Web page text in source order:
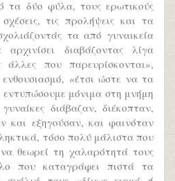
δύο φύλα, τους ερωτικούς
τις προλήψεις και τα
τα από γυναικεία
διαβάζοντας λίγα
που παρευρίσκονται»,
«έτσι ώστε να τα
μόνιμα στη μνήμη
διάβαζαν, διέκοπταν,
και εξηγούσαν, και φαινόταν
τόσο πολύ μάλιστα που
θεωρεί τη χαλαρότητά τους
που καταγράφει πιστά τα